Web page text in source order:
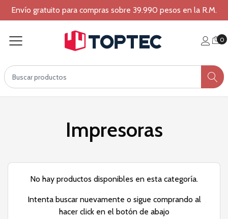
Envío gratuito para compras sobre 39.990 pesos en la R.M.
0
Impresoras
No hay productos disponibles en esta categoría.
Intenta buscar nuevamente o sigue comprando al
hacer click en el botón de abajo